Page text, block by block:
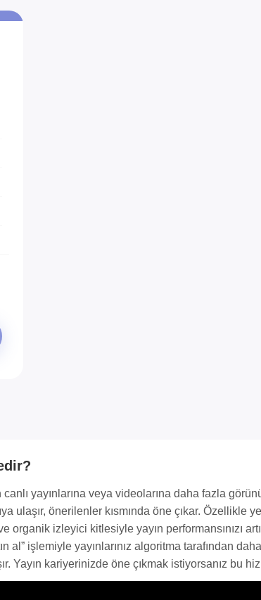
canlı yayınlarına veya videolarına daha fazla
ulaşır, önerilenler kısmında öne çıkar. Özellikle
organik izleyici kitlesiyle yayın performansınızı
al” işlemiyle yayınlarınız algoritma tarafından
Yayın kariyerinizde öne çıkmak istiyorsanız bu